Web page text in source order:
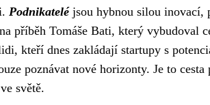
Podnikateléjsou hybnou silou inovací,
příběh Tomáše Bati, který vybudoval
kteří dnes zakládají startupy s
poznávat nové horizonty. Je to cesta
světě.